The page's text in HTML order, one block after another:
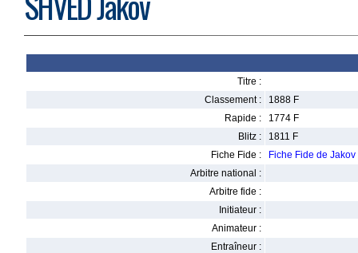
Titre :
Classement :
1888 F
Rapide :
1774 F
Blitz :
1811 F
Fiche Fide :
Fiche Fide de
Arbitre national :
Arbitre fide :
Initiateur :
Animateur :
Entraîneur :